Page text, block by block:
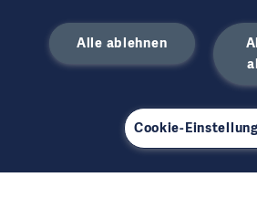
Informationen weder ganz noch teilweise
verwendet werden.
Diese Informationen richten sich an ein
ausschließlich die der Befragten und
die Ansichten von Getinge wider.
Alle ablehnen
Cookie-